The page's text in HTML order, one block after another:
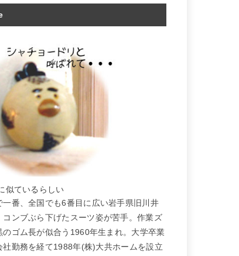
似ているらしい
一番、全国でも6番目に広い岩手県旧川井
コンブぶら下げたスーツ姿が苦手。作業ズ
のゴム長が似合う1960年生まれ。大学卒業
社勤務を経て1988年(株)大共ホームを設立